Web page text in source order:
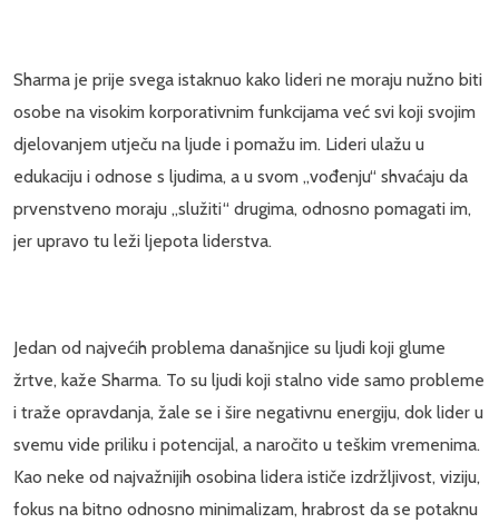
Sharma je prije svega istaknuo kako lideri ne moraju nužno biti
osobe na visokim korporativnim funkcijama već svi koji svojim
djelovanjem utječu na ljude i pomažu im. Lideri ulažu u
edukaciju i odnose s ljudima, a u svom „vođenju“ shvaćaju da
prvenstveno moraju „služiti“ drugima, odnosno pomagati im,
jer upravo tu leži ljepota liderstva.
Jedan od najvećih problema današnjice su ljudi koji glume
žrtve, kaže Sharma. To su ljudi koji stalno vide samo probleme
i traže opravdanja, žale se i šire negativnu energiju, dok lider u
svemu vide priliku i potencijal, a naročito u teškim vremenima.
Kao neke od najvažnijih osobina lidera ističe izdržljivost, viziju,
fokus na bitno odnosno minimalizam, hrabrost da se potaknu